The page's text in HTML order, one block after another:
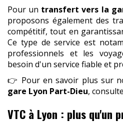
Pour un transfert vers la
proposons également des
compétitif, tout en
Ce type de service est
professionnels et les
besoin d'un service fiable et
👉 Pour en savoir plus sur
gare Lyon Part-Dieu,
VTC à Lyon : plus qu'un